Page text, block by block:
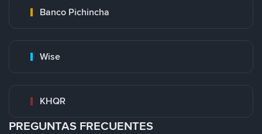
Banco Pichincha
Wise
KHQR
PREGUNTAS FRECUENTES